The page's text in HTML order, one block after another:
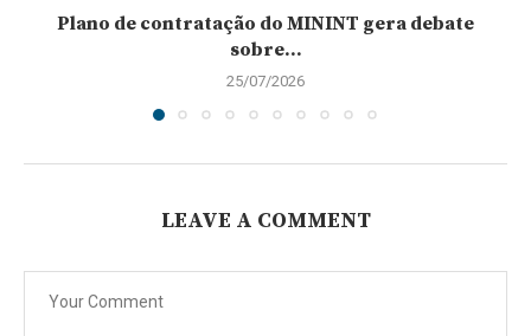
Plano de contratação do MININT gera debate
sobre...
25/07/2026
LEAVE A COMMENT